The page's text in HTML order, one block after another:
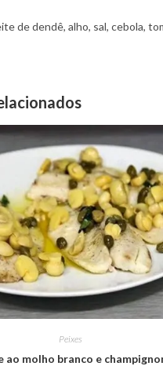
de dendê, alho, sal, cebola,
Peixes
ao molho branco e